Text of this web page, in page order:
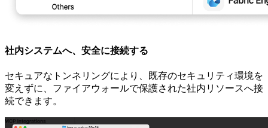
社内システムへ、安全に接続する
セキュアなトンネリングにより、既存のセキュリティ環境を
変えずに、ファイアウォールで保護された社内リソースへ接
続できます。